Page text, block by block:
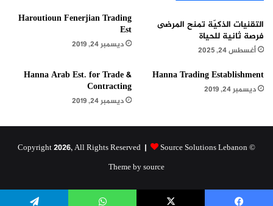
التقنيات الذكيّة تمنح المرضى
فرصة ثانية للحياة
أغسطس 24, 2025
Haroutioun Fenerjian Trading
Est
ديسمبر 24, 2019
Hanna Trading Establishment
ديسمبر 24, 2019
Hanna Arab Est. for Trade &
Contracting
ديسمبر 24, 2019
© Copyright 2026, All Rights Reserved |
Source Solutions Lebanon
Theme by source